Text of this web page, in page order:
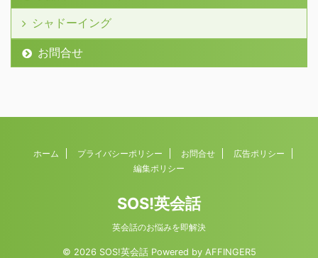
シャドーイング
お問合せ
ホーム プライバシーポリシー お問合せ
広告ポリシー
編集ポリシー
SOS!英会話
英会話のお悩みを即解決
© 2026 SOS!英会話 Powered by AFFINGER5